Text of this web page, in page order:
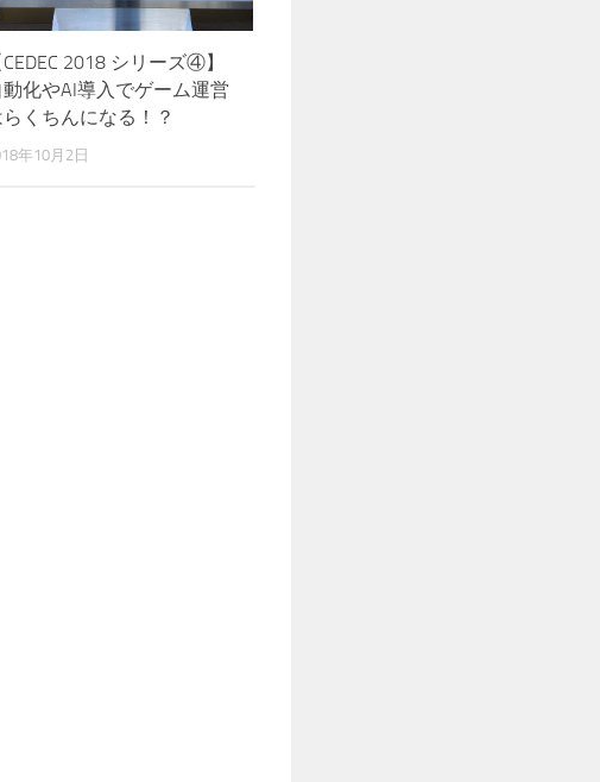
CEDEC 2018 シリーズ④】
動化やAI導入でゲーム運営
らくちんになる！？
年10月2日